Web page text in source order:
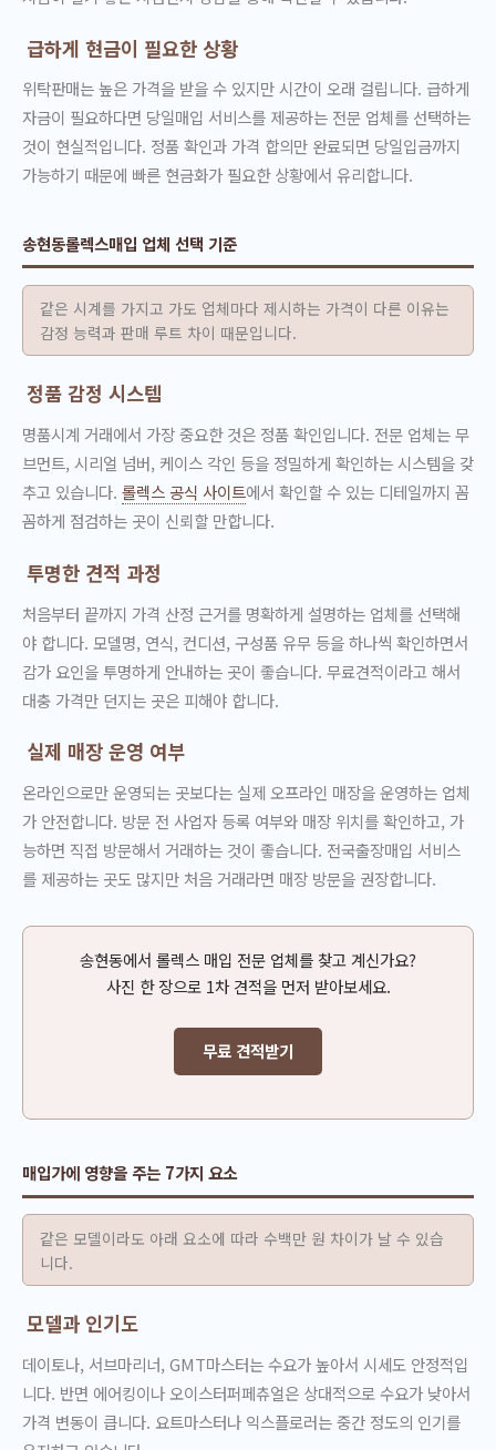
급하게 현금이 필요한 상황
위탁판매는 높은 가격을 받을 수 있지만 시간이 오래 걸립니다. 급하게
자금이 필요하다면 당일매입 서비스를 제공하는 전문 업체를 선택하는
것이 현실적입니다. 정품 확인과 가격 합의만 완료되면 당일입금까지
가능하기 때문에 빠른 현금화가 필요한 상황에서 유리합니다.
송현동롤렉스매입 업체 선택 기준
같은 시계를 가지고 가도 업체마다 제시하는 가격이 다른 이유는
감정 능력과 판매 루트 차이 때문입니다.
정품 감정 시스템
명품시계 거래에서 가장 중요한 것은 정품 확인입니다. 전문 업체는 무
브먼트, 시리얼 넘버, 케이스 각인 등을 정밀하게 확인하는 시스템을 갖
추고 있습니다. 롤렉스 공식 사이트에서 확인할 수 있는 디테일까지 꼼
꼼하게 점검하는 곳이 신뢰할 만합니다.
투명한 견적 과정
처음부터 끝까지 가격 산정 근거를 명확하게 설명하는 업체를 선택해
야 합니다. 모델명, 연식, 컨디션, 구성품 유무 등을 하나씩 확인하면서
감가 요인을 투명하게 안내하는 곳이 좋습니다. 무료견적이라고 해서
대충 가격만 던지는 곳은 피해야 합니다.
실제 매장 운영 여부
온라인으로만 운영되는 곳보다는 실제 오프라인 매장을 운영하는 업체
가 안전합니다. 방문 전 사업자 등록 여부와 매장 위치를 확인하고, 가
능하면 직접 방문해서 거래하는 것이 좋습니다. 전국출장매입 서비스
를 제공하는 곳도 많지만 처음 거래라면 매장 방문을 권장합니다.
송현동에서 롤렉스 매입 전문 업체를 찾고 계신가요?
사진 한 장으로 1차 견적을 먼저 받아보세요.
무료 견적받기
매입가에 영향을 주는 7가지 요소
같은 모델이라도 아래 요소에 따라 수백만 원 차이가 날 수 있습
니다.
모델과 인기도
데이토나, 서브마리너, GMT마스터는 수요가 높아서 시세도 안정적입
니다. 반면 에어킹이나 오이스터퍼페츄얼은 상대적으로 수요가 낮아서
가격 변동이 큽니다. 요트마스터나 익스플로러는 중간 정도의 인기를